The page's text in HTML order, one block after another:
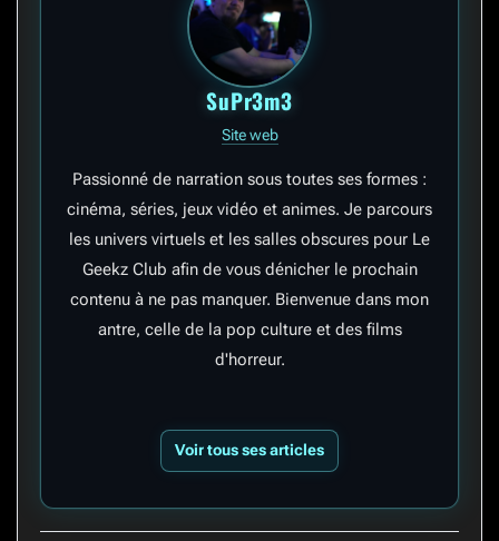
SuPr3m3
Site web
Passionné de narration sous toutes ses formes :
cinéma, séries, jeux vidéo et animes. Je parcours
les univers virtuels et les salles obscures pour Le
Geekz Club afin de vous dénicher le prochain
contenu à ne pas manquer. Bienvenue dans mon
antre, celle de la pop culture et des films
d'horreur.
Voir tous ses articles